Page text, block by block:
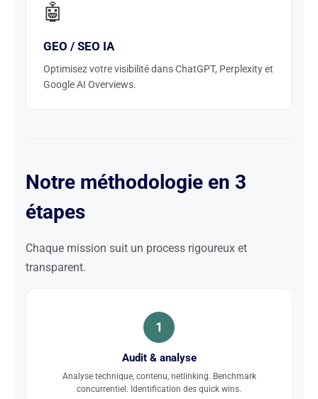
🤖
GEO / SEO IA
Optimisez votre visibilité dans ChatGPT, Perplexity et
Google AI Overviews.
Notre méthodologie en 3
étapes
Chaque mission suit un process rigoureux et
transparent.
1
Audit & analyse
Analyse technique, contenu, netlinking. Benchmark
concurrentiel. Identification des quick wins.